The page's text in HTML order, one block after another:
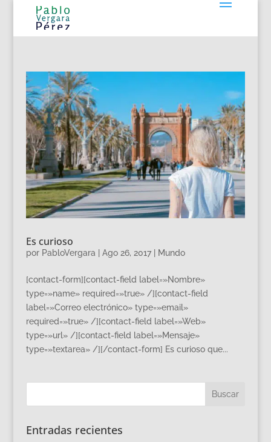
Es curioso
por PabloVergara Ago 26, 2017| Mundo
[contact-form][contact-field label=»Nombre»
type=»name» required=»true» /][contact-field
label=»Correo electrónico» type=»email»
required=»true» /][contact-field label=»Web»
type=»url» /][contact-field label=»Mensaje»
type=»textarea» /][/contact-form] Es curioso que...
Entradas recientes